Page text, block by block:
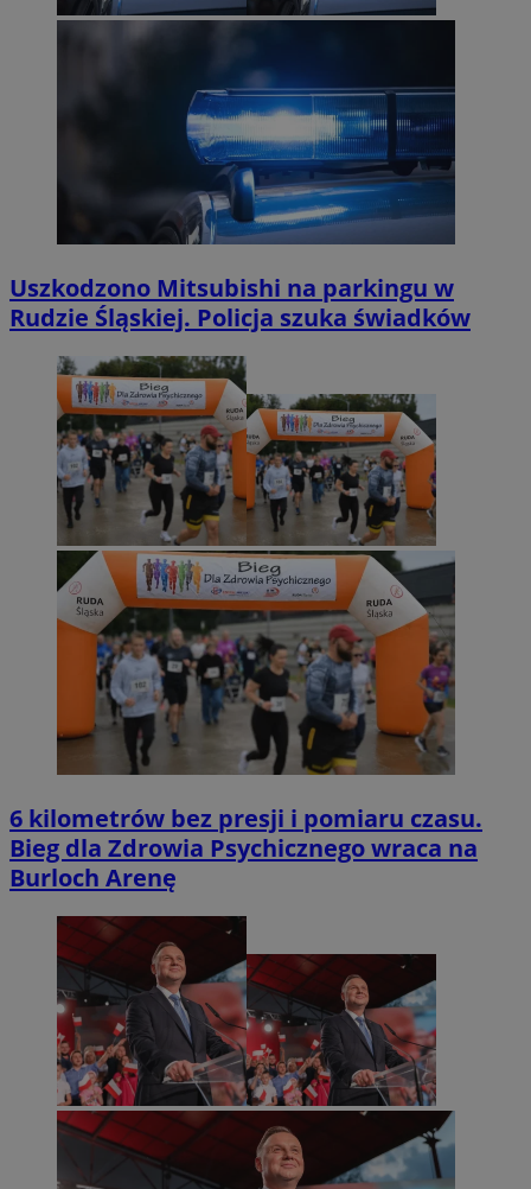
Uszkodzono Mitsubishi na parkingu w
Rudzie Śląskiej. Policja szuka świadków
6 kilometrów bez presji i pomiaru czasu.
Bieg dla Zdrowia Psychicznego wraca na
Burloch Arenę